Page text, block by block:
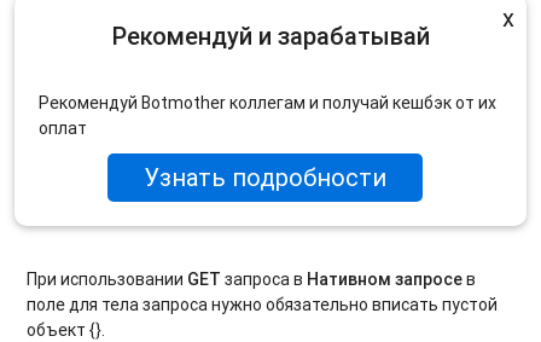
x
Рекомендуй и зарабатывай
Рекомендуй Botmother коллегам и получай кешбэк от их
оплат
Узнать подробности
При использовании GETзапроса в Нативном запросев
поле для тела запроса нужно обязательно вписать пустой
объект {}.